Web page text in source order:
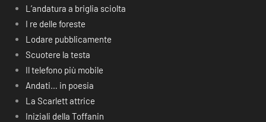
L’andatura a briglia sciolta
I re delle foreste
Lodare pubblicamente
Scuotere la testa
Il telefono più mobile
Andati… in poesia
La Scarlett attrice
Iniziali della Toffanin